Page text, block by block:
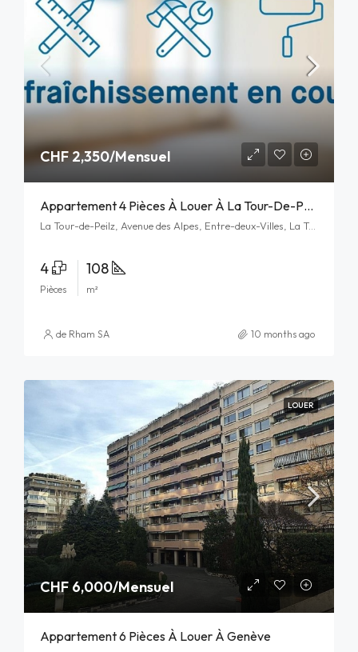
CHF 2,350/Mensuel
Appartement 4 Pièces À Louer À La Tour-De-Peilz
La Tour-de-Peilz, Avenue des Alpes, Entre-deux-Villes, La Tour-de-Peilz, District de la Riviera-Pays-d’Enhaut, Vaud, 1814, Schweiz/Suisse/Svizzera/Svizra
4
Pièces
108
m²
de Rham SA 10 months ago
LOUER
CHF 6,000/Mensuel
Appartement 6 Pièces À Louer À Genève